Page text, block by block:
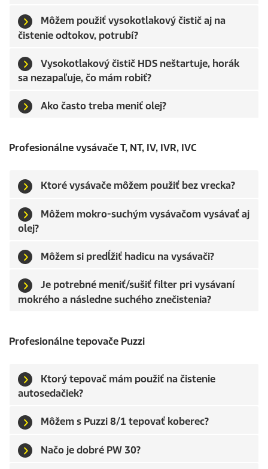
Môžem použiť vysokotlakový čistič aj na
čistenie odtokov, potrubí?
Vysokotlakový čistič HDS neštartuje, horák
sa nezapaľuje, čo mám robiť?
Ako často treba meniť olej?
Profesionálne vysávače T, NT, IV, IVR, IVC
Ktoré vysávače môžem použiť bez vrecka?
Môžem mokro-suchým vysávačom vysávať aj
olej?
Môžem si predĺžiť hadicu na vysávači?
Je potrebné meniť/sušiť filter pri vysávaní
mokrého a následne suchého znečistenia?
Profesionálne tepovače Puzzi
Ktorý tepovač mám použiť na čistenie
autosedačiek?
Môžem s Puzzi8/1 tepovať koberec?
Načo je dobré PW 30?